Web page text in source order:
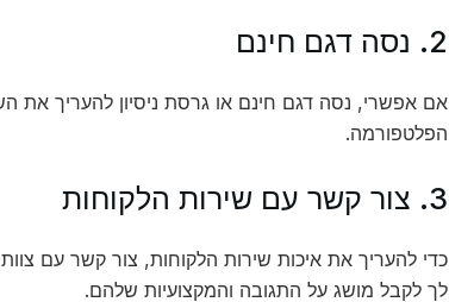
2. נסה דגם חינם
אם אפשרי, נסה דגם חינם או גרסת ניסיון להעריך את
הפלטפורמה.
3. צור קשר עם שירות הלקוחות
כדי להעריך את איכות שירות הלקוחות, צור קשר עם
לך לקבל מושג על התגובה והמקצועיות שלהם.